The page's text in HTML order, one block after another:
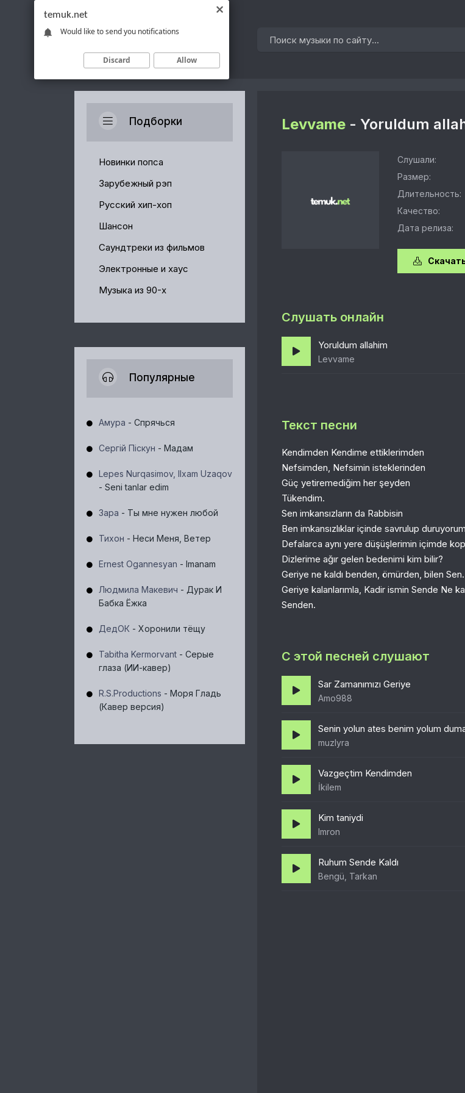
Подборки
Новинки попса
Зарубежный рэп
Русский хип-хоп
Шансон
Саундтреки из фильмов
Электронные и хаус
Музыка из 90-х
Популярные
Амура - Спрячься
Сергій Піскун - Мадам
Lepes Nurqasimov, Ilxam Uzaqov
- Seni tanlar edim
Зара - Ты мне нужен любой
Тихон - Неси Меня, Ветер
Ernest Ogannesyan - Imanam
Людмила Макевич - Дурак И
Бабка Ёжка
ДедОК - Хоронили тёщу
Tabitha Kermorvant - Серые
глаза (ИИ-кавер)
R.S.Productions - Моря Гладь
(Кавер версия)
Levvame - Yoruldum
Слушали:
Размер:
Длительность:
Качество:
Дата релиза:
Слушать онлайн
Yoruldum allahim
Levvame
Текст песни
Kendimden Kendime ettiklerimden
Nefsimden, Nefsimin isteklerinden
Güç yetiremediğim her şeyden
Tükendim.
Sen imkansızların da Rabbisin
Ben imkansızlıklar içinde savrulup
Defalarca aynı yere düşüşlerimin içimde
Dizlerime ağır gelen bedenimi kim bilir?
Geriye ne kaldı benden, ömürden, bilen Sen.
Geriye kalanlarımla, Kadir ismin Sende Ne
Senden.
С этой песней слушают
Sar Zamanımızı Geriye
Amo988
Senin yolun ates benim yolum
muzlyra
Vazgeçtim Kendimden
İkilem
Kim taniydi
Imron
Ruhum Sende Kaldı
Bengü, Tarkan
temuk.net
Would like to send you notifications
Discard Allow